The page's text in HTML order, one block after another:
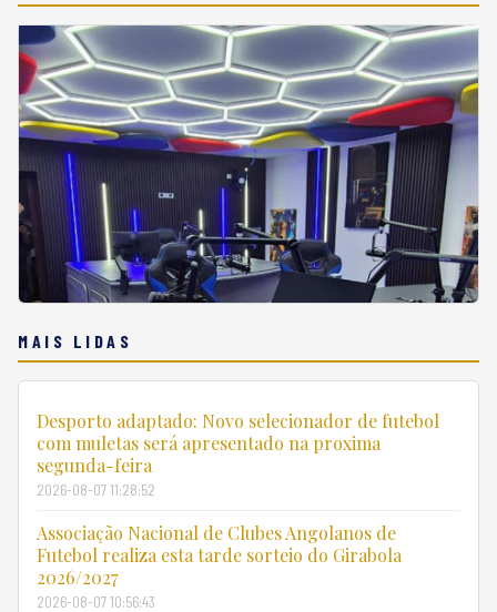
MAIS LIDAS
Desporto adaptado: Novo selecionador de futebol
com muletas será apresentado na proxima
segunda-feira
2026-08-07 11:28:52
Associação Nacional de Clubes Angolanos de
Futebol realiza esta tarde sorteio do Girabola
2026/2027
2026-08-07 10:56:43